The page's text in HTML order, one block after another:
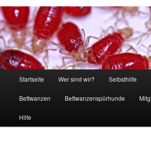
Startseite Wer sind wir? Selbsthilfe
Bettwanzen Bettwanzenspürhunde
Hilfe